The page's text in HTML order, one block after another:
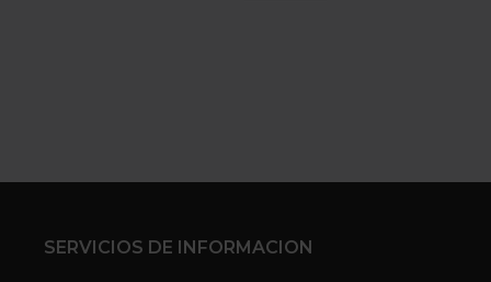
SERVICIOS DE INFORMACION